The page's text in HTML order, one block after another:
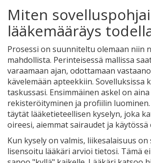
Miten
lääkemääräys
Prosessi on suunniteltu olemaan niin
mahdollista. Perinteisessä mallissa
varaamaan ajan, odottamaan
kävelemään apteekkiin. Sovelluksissa
taskussasi. Ensimmäinen askel on aina
rekisteröityminen ja profiilin luominen.
täytät lääketieteellisen kyselyn, joka
oireesi, aiemmat sairaudet ja käytössä
Kun kysely on valmis, liikesalaisuus on
lisensoitu lääkäri arvioi tietosi. Tämä